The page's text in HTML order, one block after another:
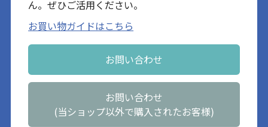
ん。ぜひご活用ください。
お買い物ガイドはこちら
お問い合わせ
お問い合わせ
(当ショップ以外で購入されたお客様)